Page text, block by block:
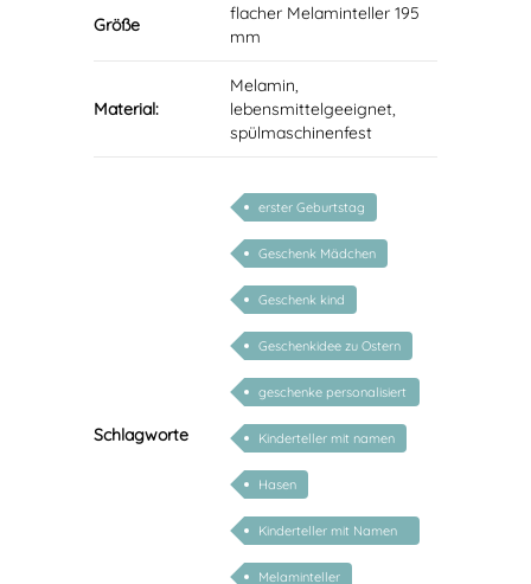
Größe
flacher Melaminteller 195
mm
Material:
Melamin,
lebensmittelgeeignet,
spülmaschinenfest
Schlagworte
erster Geburtstag
Geschenk Mädchen
Geschenk kind
Geschenkidee zu Ostern
geschenke personalisiert
kinder
Kinderteller mit namen
Hasen
Kinderteller mit Namen
personalisiert
Melaminteller